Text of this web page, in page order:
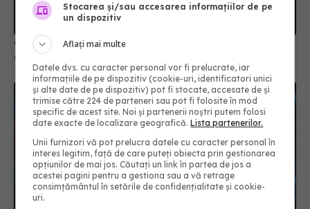
Ceața cerebrală din Long COVID, descifrată. De
ce milioane de oameni au pierderi de memorie
13 oct 2025, 08:27
Stocarea și/sau accesarea informațiilor de pe
un dispozitiv
Aflați mai multe
Datele dvs. cu caracter personal vor fi prelucrate, iar
informațiile de pe dispozitiv (cookie-uri, identificatori unici
și alte date de pe dispozitiv) pot fi stocate, accesate de și
trimise către 224 de parteneri sau pot fi folosite în mod
specific de acest site. Noi și partenerii noștri putem folosi
date exacte de localizare geografică.Lista partenerilor.
Unii furnizori vă pot prelucra datele cu caracter personal în
interes legitim, față de care puteți obiecta prin gestionarea
opțiunilor de mai jos. Căutați un link în partea de jos a
acestei pagini pentru a gestiona sau a vă retrage
consimțământul în setările de confidențialitate și cookie-
uri.